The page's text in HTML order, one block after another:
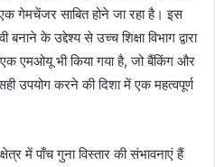
गेमचेंजर साबित होने जा रहा है। इस
के उद्देश्य से उच्च शिक्षा विभाग द्वारा
भी किया गया है, जो बैंकिंग और
उपयोग करने की दिशा में एक महत्वपूर्ण
में पाँच गुना विस्तार की संभावनाएं हैं